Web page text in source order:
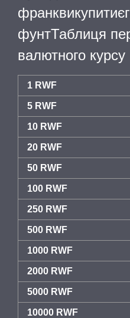
фунтТаблиця
валютного курсу
1 RWF
5 RWF
10 RWF
20 RWF
50 RWF
100 RWF
250 RWF
500 RWF
1000 RWF
2000 RWF
5000 RWF
10000 RWF